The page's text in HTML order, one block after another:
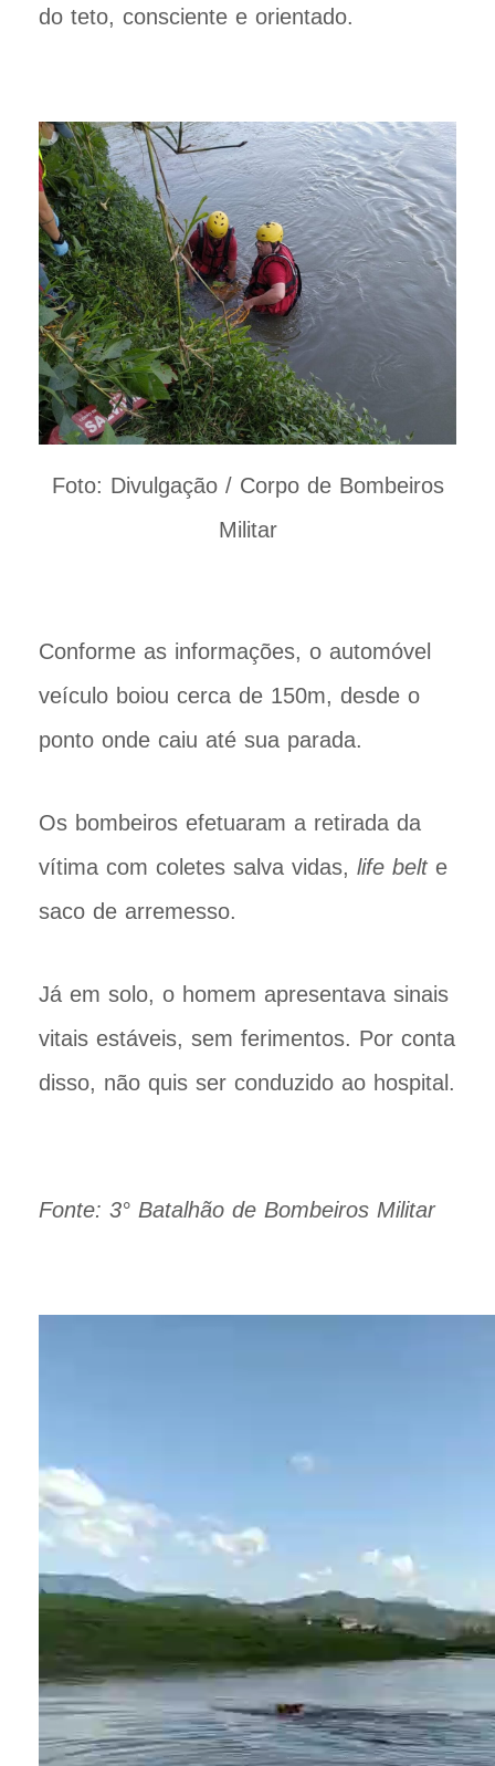
do teto, consciente e orientado.
Foto: Divulgação / Corpo de Bombeiros
Militar
Conforme as informações, o automóvel
veículo boiou cerca de 150m, desde o
ponto onde caiu até sua parada.
Os bombeiros efetuaram a retirada da
vítima com coletes salva vidas, life belte
saco de arremesso.
Já em solo, o homem apresentava sinais
vitais estáveis, sem ferimentos. Por conta
disso, não quis ser conduzido ao hospital.
Fonte: 3° Batalhão de Bombeiros Militar